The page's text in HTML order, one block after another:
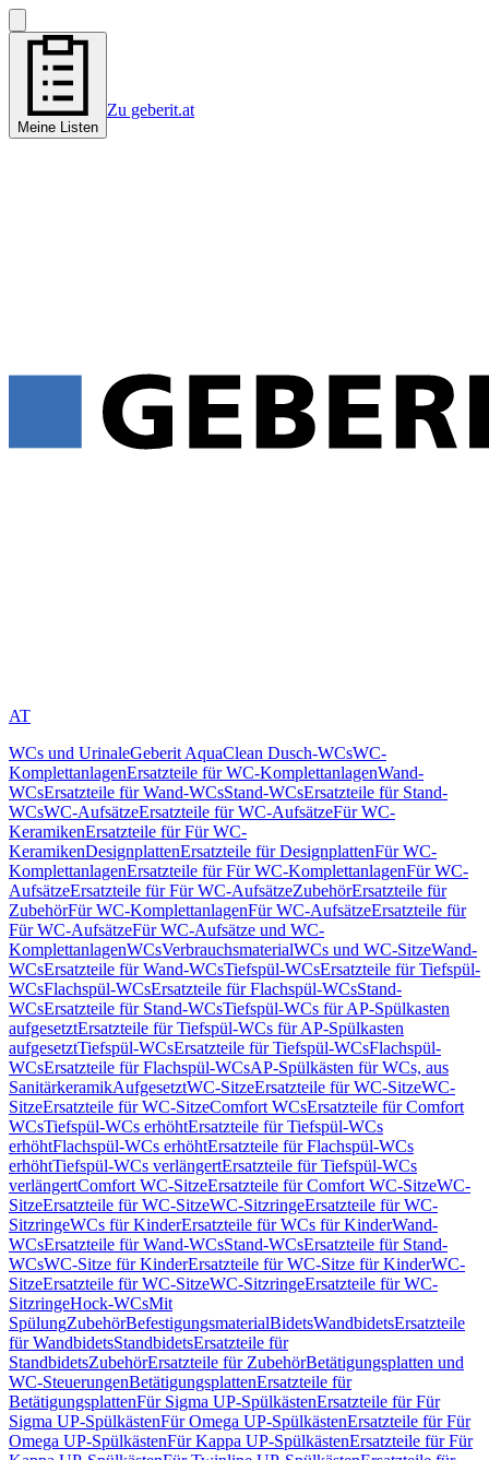
Meine Listen
Zu geberit.at
AT
WCs und UrinaleGeberit AquaClean Dusch-WCsWC-
KomplettanlagenErsatzteile für WC-KomplettanlagenWand-
WCsErsatzteile für Wand-WCsStand-WCsErsatzteile für Stand-
WCsWC-AufsätzeErsatzteile für WC-AufsätzeFür WC-
KeramikenErsatzteile für Für WC-
KeramikenDesignplattenErsatzteile für DesignplattenFür WC-
KomplettanlagenErsatzteile für Für WC-KomplettanlagenFür WC-
AufsätzeErsatzteile für Für WC-AufsätzeZubehörErsatzteile für
ZubehörFür WC-KomplettanlagenFür WC-AufsätzeErsatzteile für
Für WC-AufsätzeFür WC-Aufsätze und WC-
KomplettanlagenWCsVerbrauchsmaterialWCs und WC-SitzeWand-
WCsErsatzteile für Wand-WCsTiefspül-WCsErsatzteile für Tiefspül-
WCsFlachspül-WCsErsatzteile für Flachspül-WCsStand-
WCsErsatzteile für Stand-WCsTiefspül-WCs für AP-Spülkasten
aufgesetztErsatzteile für Tiefspül-WCs für AP-Spülkasten
aufgesetztTiefspül-WCsErsatzteile für Tiefspül-WCsFlachspül-
WCsErsatzteile für Flachspül-WCsAP-Spülkästen für WCs, aus
SanitärkeramikAufgesetztWC-SitzeErsatzteile für WC-SitzeWC-
SitzeErsatzteile für WC-SitzeComfort WCsErsatzteile für Comfort
WCsTiefspül-WCs erhöhtErsatzteile für Tiefspül-WCs
erhöhtFlachspül-WCs erhöhtErsatzteile für Flachspül-WCs
erhöhtTiefspül-WCs verlängertErsatzteile für Tiefspül-WCs
verlängertComfort WC-SitzeErsatzteile für Comfort WC-SitzeWC-
SitzeErsatzteile für WC-SitzeWC-SitzringeErsatzteile für WC-
SitzringeWCs für KinderErsatzteile für WCs für KinderWand-
WCsErsatzteile für Wand-WCsStand-WCsErsatzteile für Stand-
WCsWC-Sitze für KinderErsatzteile für WC-Sitze für KinderWC-
SitzeErsatzteile für WC-SitzeWC-SitzringeErsatzteile für WC-
SitzringeHock-WCsMit
SpülungZubehörBefestigungsmaterialBidetsWandbidetsErsatzteile
für WandbidetsStandbidetsErsatzteile für
StandbidetsZubehörErsatzteile für ZubehörBetätigungsplatten und
WC-SteuerungenBetätigungsplattenErsatzteile für
BetätigungsplattenFür Sigma UP-SpülkästenErsatzteile für Für
Sigma UP-SpülkästenFür Omega UP-SpülkästenErsatzteile für Für
Omega UP-SpülkästenFür Kappa UP-SpülkästenErsatzteile für Für